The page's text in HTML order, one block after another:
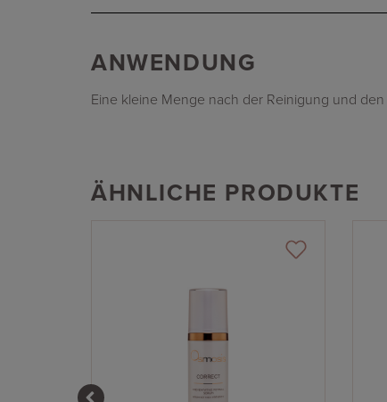
ANWENDUNG
Eine kleine Menge nach der Reinigung und den
ÄHNLICHE PRODUKTE